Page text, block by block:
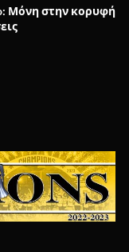
Μόνη στην κορυφή